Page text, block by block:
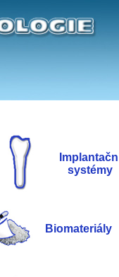
systémy
Biomateriály